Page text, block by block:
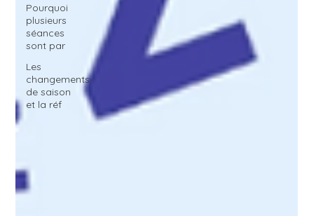
Pourquoi
plusieurs
séances
sont par
Les
changements
de saison
et la réf